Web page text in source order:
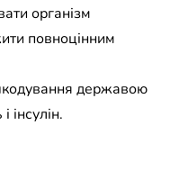
організм
повноцінним
державою
інсулін.